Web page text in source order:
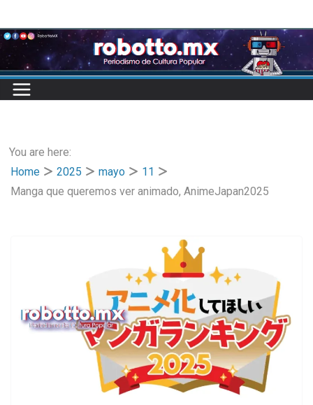
to
content
You are here:
Home
2025 mayo
11
Manga que queremos ver animado, AnimeJapan2025